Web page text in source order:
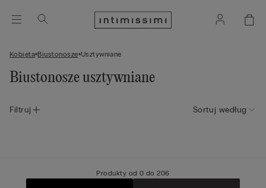
Kobieta Biustonosze Usztywniane
Biustonosze usztywniane
Filtruj Sortuj według
Produkty od 0 do 206